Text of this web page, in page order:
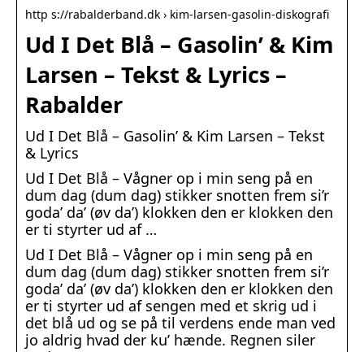
http s://rabalderband.dk › kim-larsen-gasolin-diskografi
Ud I Det Blå – Gasolin’ & Kim
Larsen – Tekst & Lyrics –
Rabalder
Ud I Det Blå – Gasolin’ & Kim Larsen – Tekst
& Lyrics
Ud I Det Blå – Vågner op i min seng på en
dum dag (dum dag) stikker snotten frem si’r
goda’ da’ (øv da’) klokken den er klokken den
er ti styrter ud af …
Ud I Det Blå – Vågner op i min seng på en
dum dag (dum dag) stikker snotten frem si’r
goda’ da’ (øv da’) klokken den er klokken den
er ti styrter ud af sengen med et skrig ud i
det blå ud og se på til verdens ende man ved
jo aldrig hvad der ku’ hænde. Regnen siler